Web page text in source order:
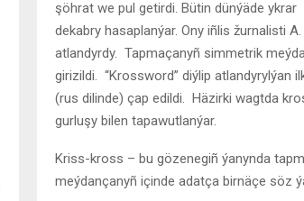
şöhrat we pul getirdi. Bütin dünýäde
dekabry hasaplanýar. Ony iñlis žurnalisti
atlandyrdy. Tapmaçanyñ simmetrik
girizildi. “Krossword” diýlip atlandyrylýan
(rus dilinde) çap edildi. Häzirki wagtda
gurluşy bilen tapawutlanýar.
Kriss-kross – bu gözenegiñ ýanynda
meýdançanyñ içinde adatça birnäçe söz